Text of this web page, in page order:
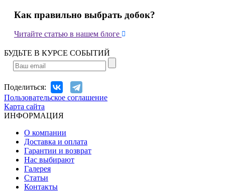
Как правильно выбрать добок?
Читайте статью в нашем блоге 
БУДЬТЕ В КУРСЕ СОБЫТИЙ
Поделиться:
Пользовательское соглашение
Карта сайта
ИНФОРМАЦИЯ
О компании
Доставка и оплата
Гарантии и возврат
Нас выбирают
Галерея
Статьи
Контакты